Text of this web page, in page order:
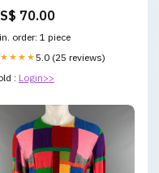
70.00
order: 1 piece
5.0 (25 reviews)
: Login>>